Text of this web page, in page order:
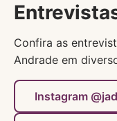
Confira as
Andrade em
Instagram